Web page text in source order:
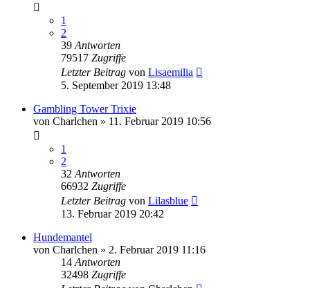
1
2
39 Antworten
79517 Zugriffe
Letzter Beitrag von Lisaemilia
5. September 2019 13:48
Gambling Tower Trixie
von Charlchen » 11. Februar 2019 10:56
1
2
32 Antworten
66932 Zugriffe
Letzter Beitrag von Lilasblue
13. Februar 2019 20:42
Hundemantel
von Charlchen » 2. Februar 2019 11:16
14 Antworten
32498 Zugriffe